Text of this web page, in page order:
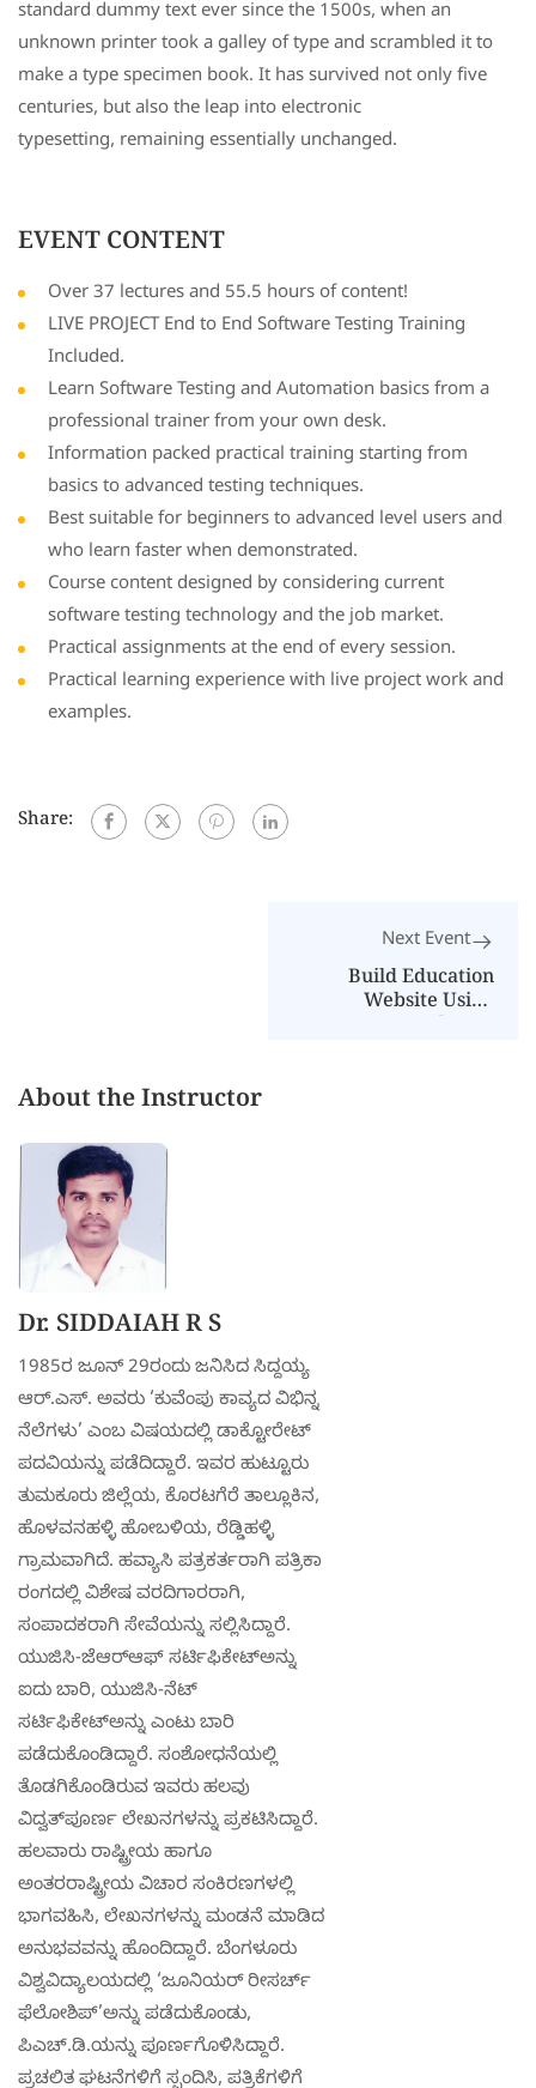
standard dummy text ever since the 1500s, when an
unknown printer took a galley of type and scrambled it to
make a type specimen book. It has survived not only five
centuries, but also the leap into electronic
typesetting, remaining essentially unchanged.
EVENT CONTENT
Over 37 lectures and 55.5 hours of content!
LIVE PROJECT End to End Software Testing Training
Included.
Learn Software Testing and Automation basics from a
professional trainer from your own desk.
Information packed practical training starting from
basics to advanced testing techniques.
Best suitable for beginners to advanced level users and
who learn faster when demonstrated.
Course content designed by considering current
software testing technology and the job market.
Practical assignments at the end of every session.
Practical learning experience with live project work and
examples.
Share:
Next Event
Build Education
Website Using
About the Instructor
Dr. SIDDAIAH R S
1985ರ ಜೂನ್ 29ರಂದು ಜನಿಸಿದ ಸಿದ್ದಯ್ಯ
ಆರ್.ಎಸ್. ಅವರು ‘ಕುವೆಂಪು ಕಾವ್ಯದ ವಿಭಿನ್ನ
ನೆಲೆಗಳು’ ಎಂಬ ವಿಷಯದಲ್ಲಿ ಡಾಕ್ಟೋರೇಟ್
ಪದವಿಯನ್ನು ಪಡೆದಿದ್ದಾರೆ. ಇವರ ಹುಟ್ಟೂರು
ತುಮಕೂರು ಜಿಲ್ಲೆಯ, ಕೊರಟಗೆರೆ ತಾಲ್ಲೂಕಿನ,
ಹೊಳವನಹಳ್ಳಿ ಹೋಬಳಿಯ, ರೆಡ್ಡಿಹಳ್ಳಿ
ಗ್ರಾಮವಾಗಿದೆ. ಹವ್ಯಾಸಿ ಪತ್ರಕರ್ತರಾಗಿ ಪತ್ರಿಕಾ
ರಂಗದಲ್ಲಿ ವಿಶೇಷ ವರದಿಗಾರರಾಗಿ,
ಸಂಪಾದಕರಾಗಿ ಸೇವೆಯನ್ನು ಸಲ್ಲಿಸಿದ್ದಾರೆ.
ಯುಜಿಸಿ-ಜೆಆರ್‌ಆಫ್ ಸರ್ಟಿಫಿಕೇಟ್‌ಅನ್ನು
ಐದು ಬಾರಿ, ಯುಜಿಸಿ-ನೆಟ್
ಸರ್ಟಿಫಿಕೇಟ್‌ಅನ್ನು ಎಂಟು ಬಾರಿ
ಪಡೆದುಕೊಂಡಿದ್ದಾರೆ. ಸಂಶೋಧನೆಯಲ್ಲಿ
ತೊಡಗಿಕೊಂಡಿರುವ ಇವರು ಹಲವು
ವಿದ್ವತ್‌ಪೂರ್ಣ ಲೇಖನಗಳನ್ನು ಪ್ರಕಟಿಸಿದ್ದಾರೆ.
ಹಲವಾರು ರಾಷ್ಟ್ರೀಯ ಹಾಗೂ
ಅಂತರರಾಷ್ಟ್ರೀಯ ವಿಚಾರ ಸಂಕಿರಣಗಳಲ್ಲಿ
ಭಾಗವಹಿಸಿ, ಲೇಖನಗಳನ್ನು ಮಂಡನೆ ಮಾಡಿದ
ಅನುಭವವನ್ನು ಹೊಂದಿದ್ದಾರೆ. ಬೆಂಗಳೂರು
ವಿಶ್ವವಿದ್ಯಾಲಯದಲ್ಲಿ ‘ಜೂನಿಯರ್ ರೀಸರ್ಚ್
ಫೆಲೋಶಿಪ್’ಅನ್ನು ಪಡೆದುಕೊಂಡು,
ಪಿಎಚ್.ಡಿ.ಯನ್ನು ಪೂರ್ಣಗೊಳಿಸಿದ್ದಾರೆ.
ಪ್ರಚಲಿತ ಘಟನೆಗಳಿಗೆ ಸ್ಪಂದಿಸಿ, ಪತ್ರಿಕೆಗಳಿಗೆ